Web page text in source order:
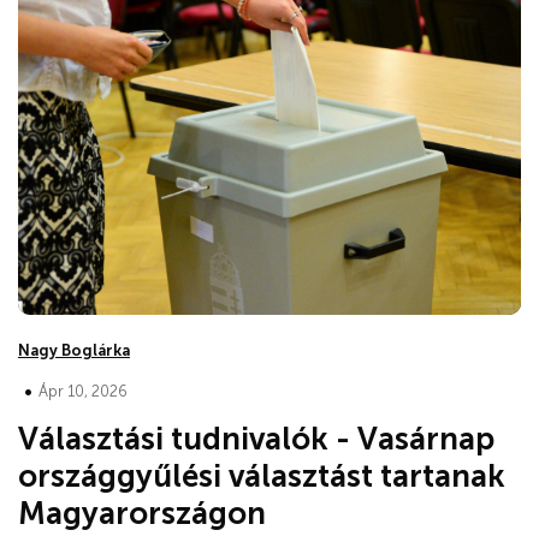
Nagy Boglárka
• Ápr 10, 2026
Választási tudnivalók - Vasárnap
országgyűlési választást tartanak
Magyarországon